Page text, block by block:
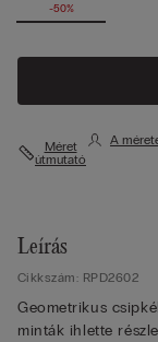
-50%
Méret
útmutató
A
Leírás
Cikkszám: RPD2602
Geometrikus
minták ihlette